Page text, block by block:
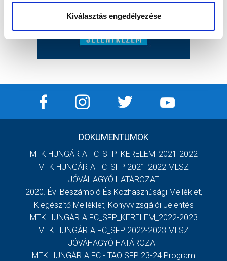
Kiválasztás engedélyezése
DOKUMENTUMOK
MTK HUNGÁRIA FC_SFP_KERELEM_2021-2022
MTK HUNGÁRIA FC_SFP 2021-2022 MLSZ
JÓVÁHAGYÓ HATÁROZAT
2020. Évi Beszámoló És Közhasznúsági Melléklet,
Kiegészítő Melléklet, Könyvvizsgálói Jelentés
MTK HUNGÁRIA FC_SFP_KERELEM_2022-2023
MTK HUNGÁRIA FC_SFP 2022-2023 MLSZ
JÓVÁHAGYÓ HATÁROZAT
MTK HUNGÁRIA FC - TAO SFP 23-24 Program